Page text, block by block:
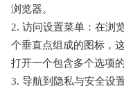
浏览器。
2. 访问设置菜单：在浏
个垂直点组成的图标，
打开一个包含多个选项的
3. 导航到隐私与安全设